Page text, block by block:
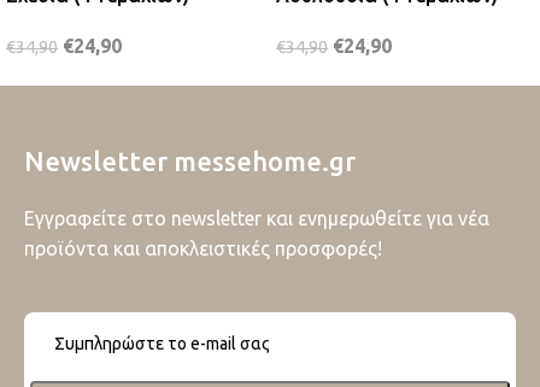
€34,90 €24,90 €34,90 €24,90
Newsletter messehome.gr
Εγγραφείτε στο newsletter και ενημερωθείτε για νέα
προϊόντα και αποκλειστικές προσφορές!